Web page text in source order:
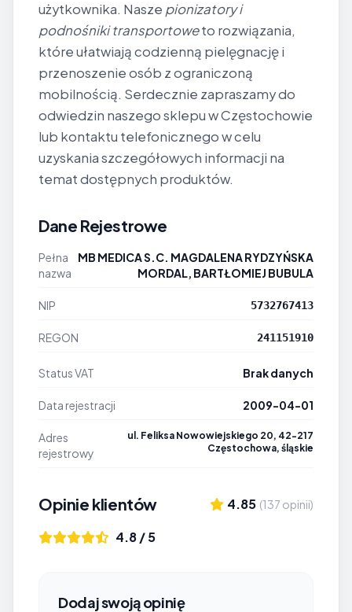
użytkownika. Nasze pionizatory i
podnośniki transportoweto rozwiązania,
które ułatwiają codzienną pielęgnację i
przenoszenie osób z ograniczoną
mobilnością. Serdecznie zapraszamy do
odwiedzin naszego sklepu w Częstochowie
lub kontaktu telefonicznego w celu
uzyskania szczegółowych informacji na
temat dostępnych produktów.
Dane Rejestrowe
Pełna
nazwa
MB MEDICA S.C. MAGDALENA RYDZYŃSKA
MORDAL, BARTŁOMIEJ BUBULA
NIP 5732767413
REGON 241151910
Status VAT Brak danych
Data rejestracji 2009-04-01
Adres
rejestrowy
ul. Feliksa Nowowiejskiego 20, 42-217
Częstochowa, śląskie
Opinie klientów 4.85 (137 opinii)
4.8 / 5
Dodaj swoją opinię